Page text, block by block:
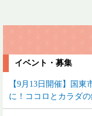
イベント・募集
【9月13日開催】国
に！ココロとカラダの